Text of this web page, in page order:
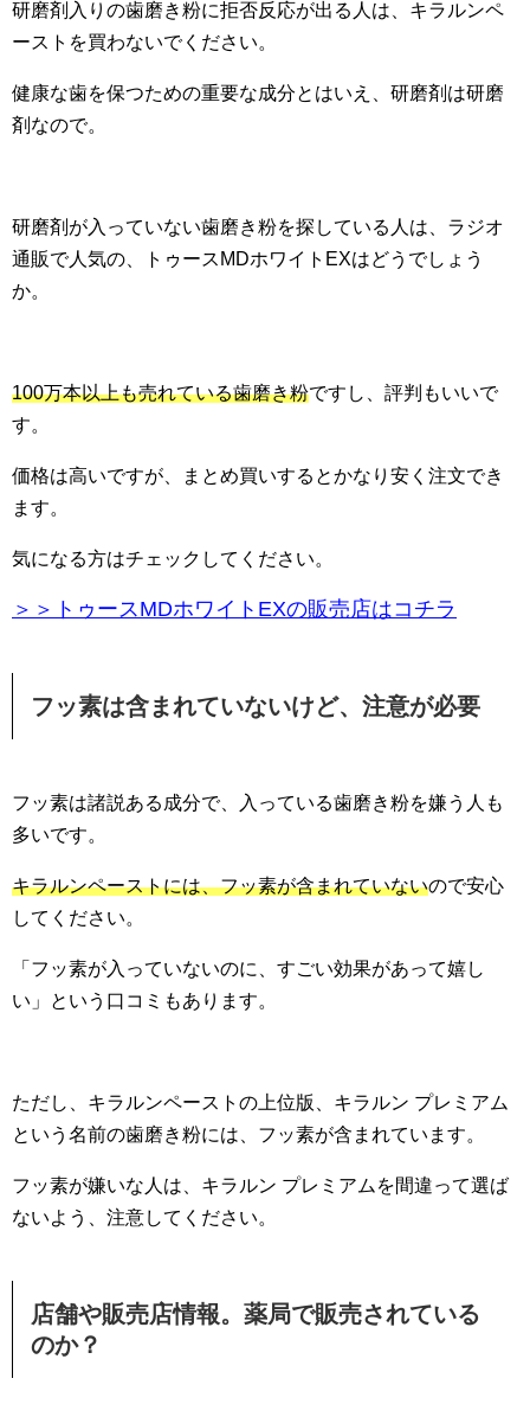
研磨剤入りの歯磨き粉に拒否反応が出る人は、キラルンペ
ーストを買わないでください。
健康な歯を保つための重要な成分とはいえ、研磨剤は研磨
剤なので。
研磨剤が入っていない歯磨き粉を探している人は、ラジオ
通販で人気の、トゥースMDホワイトEXはどうでしょう
か。
100万本以上も売れている歯磨き粉ですし、評判もいいで
す。
価格は高いですが、まとめ買いするとかなり安く注文でき
ます。
気になる方はチェックしてください。
＞＞トゥースMDホワイトEXの販売店はコチラ
フッ素は含まれていないけど、注意が必要
フッ素は諸説ある成分で、入っている歯磨き粉を嫌う人も
多いです。
キラルンペーストには、フッ素が含まれていないので安心
してください。
「フッ素が入っていないのに、すごい効果があって嬉し
い」という口コミもあります。
ただし、キラルンペーストの上位版、キラルン プレミアム
という名前の歯磨き粉には、フッ素が含まれています。
フッ素が嫌いな人は、キラルン プレミアムを間違って選ば
ないよう、注意してください。
店舗や販売店情報。薬局で販売されている
のか？